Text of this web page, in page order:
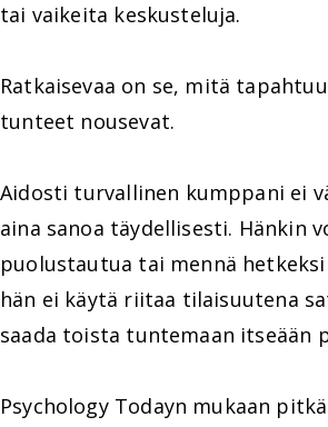
tai vaikeita keskusteluja.
Ratkaisevaa on se, mitä
tunteet nousevat.
Aidosti turvallinen kumppani ei
aina sanoa täydellisesti. Hänkin
puolustautua tai mennä
hän ei käytä riitaa tilaisuutena
saada toista tuntemaan itseään
Psychology Todayn mukaan